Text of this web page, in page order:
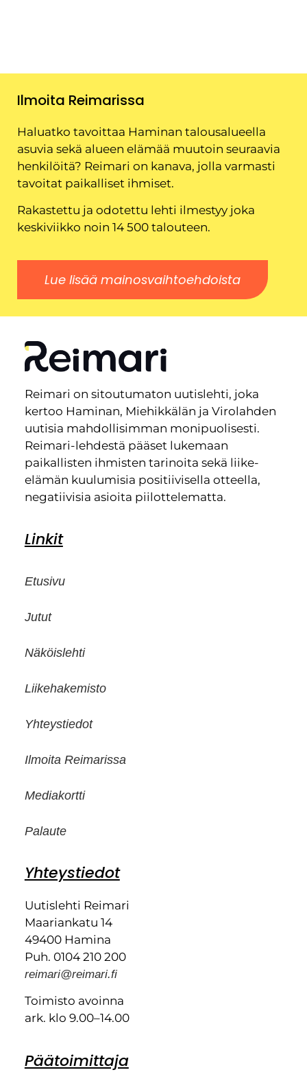
Ilmoita Reimarissa
Haluatko tavoittaa Haminan talousalueella
asuvia sekä alueen elämää muutoin seuraavia
henkilöitä? Reimari on kanava, jolla varmasti
tavoitat paikalliset ihmiset.
Rakastettu ja odotettu lehti ilmestyy joka
keskiviikko noin 14 500 talouteen.
Lue lisää mainosvaihtoehdoista
Reimari on sitoutumaton uutislehti, joka
kertoo Haminan, Miehikkälän ja Virolahden
uutisia mahdollisimman monipuolisesti.
Reimari-lehdestä pääset lukemaan
paikallisten ihmisten tarinoita sekä liike-
elämän kuulumisia positiivisella otteella,
negatiivisia asioita piilottelematta.
Linkit
Etusivu
Jutut
Näköislehti
Liikehakemisto
Yhteystiedot
Ilmoita Reimarissa
Mediakortti
Palaute
Yhteystiedot
Uutislehti Reimari
Maariankatu 14
49400 Hamina
Puh. 0104 210 200
reimari@reimari.fi
Toimisto avoinna
ark. klo 9.00–14.00
Päätoimittaja